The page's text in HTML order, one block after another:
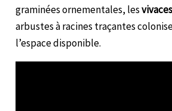
graminées ornementales, les
arbustes à racines traçantes
l’espace disponible.